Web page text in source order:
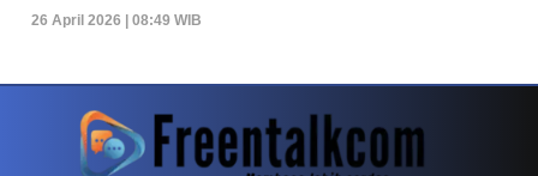
26 April 2026 | 08:49 WIB